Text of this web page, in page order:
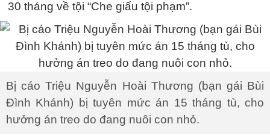
30 tháng về tội “Che giấu tội phạm”.
Bị cáo Triệu Nguyễn Hoài Thương (bạn gái Bùi
Đình Khánh) bị tuyên mức án 15 tháng tù, cho
hưởng án treo do đang nuôi con nhỏ.